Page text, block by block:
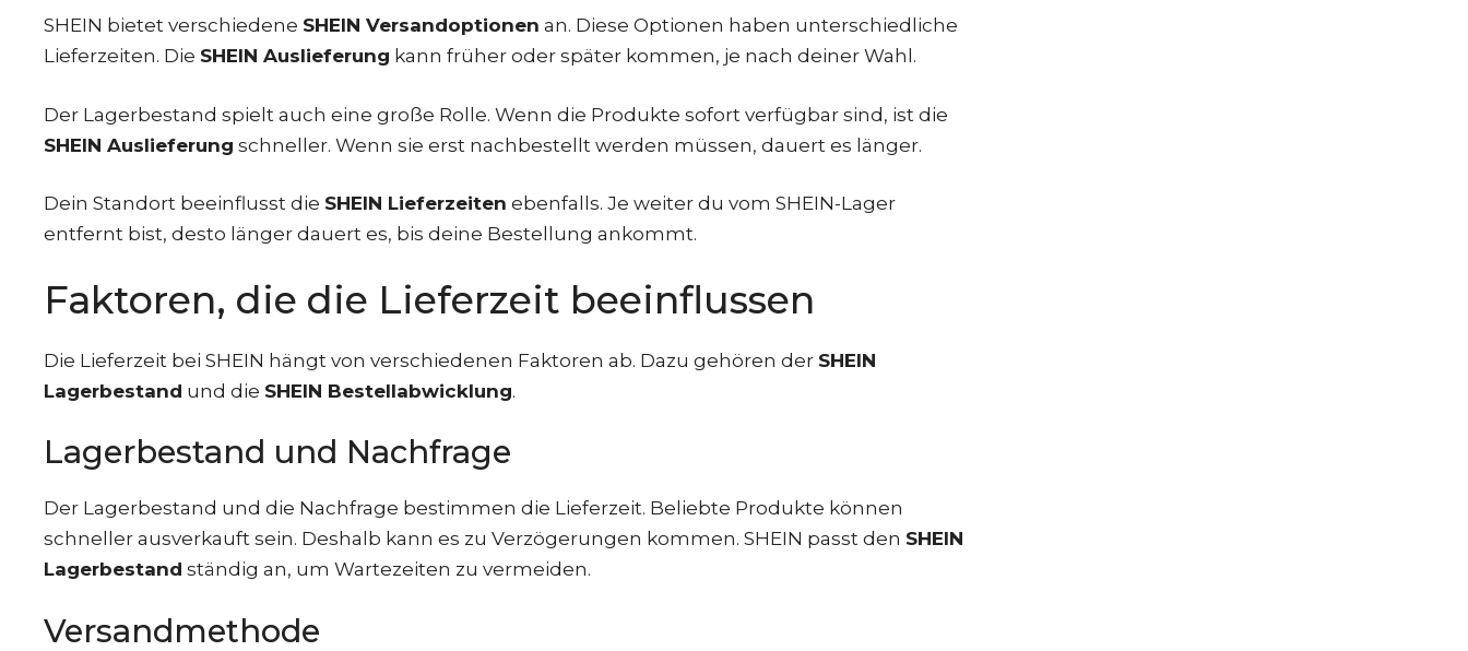
SHEIN bietet verschiedene SHEIN Versandoptionen an. Diese Optionen haben unterschiedliche
Lieferzeiten. Die SHEIN Auslieferung kann früher oder später kommen, je nach deiner Wahl.
Der Lagerbestand spielt auch eine große Rolle. Wenn die Produkte sofort verfügbar sind, ist die
SHEIN Auslieferung schneller. Wenn sie erst nachbestellt werden müssen, dauert es länger.
Dein Standort beeinflusst die SHEIN Lieferzeiten ebenfalls. Je weiter du vom SHEIN-Lager
entfernt bist, desto länger dauert es, bis deine Bestellung ankommt.
Faktoren, die die Lieferzeit beeinflussen
Die Lieferzeit bei SHEIN hängt von verschiedenen Faktoren ab. Dazu gehören der SHEIN
Lagerbestand und die SHEIN Bestellabwicklung.
Lagerbestand und Nachfrage
Der Lagerbestand und die Nachfrage bestimmen die Lieferzeit. Beliebte Produkte können
schneller ausverkauft sein. Deshalb kann es zu Verzögerungen kommen. SHEIN passt den SHEIN
Lagerbestand ständig an, um Wartezeiten zu vermeiden.
Versandmethode